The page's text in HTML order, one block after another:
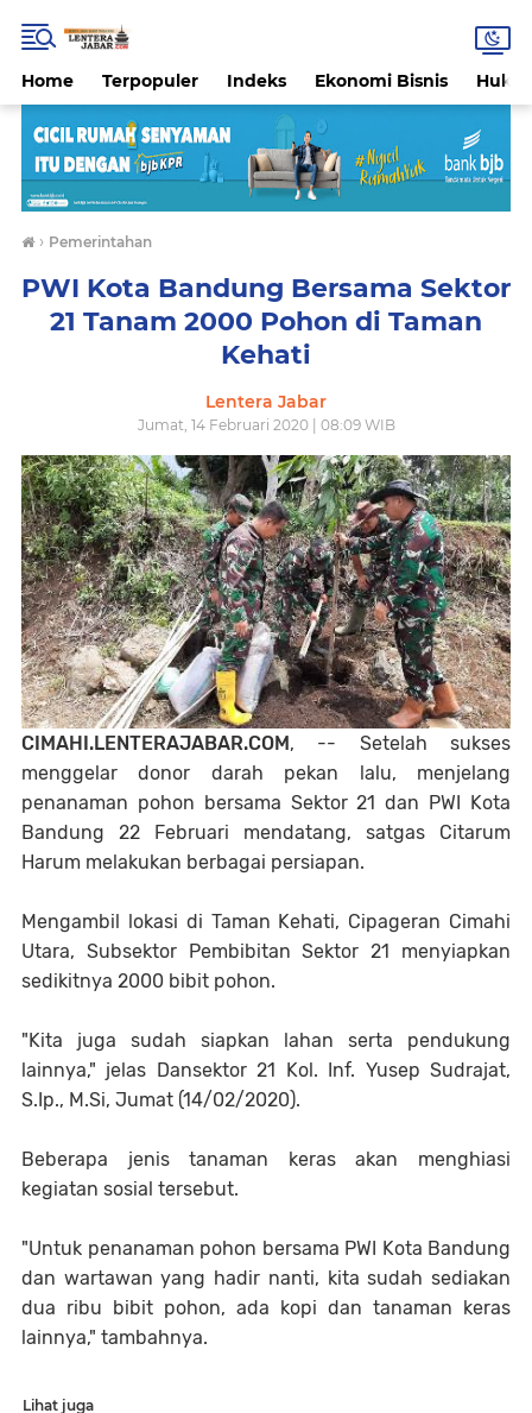
Home Terpopuler Indeks Ekonomi Bisnis
› Pemerintahan
PWI Kota Bandung Bersama Sektor
21 Tanam 2000 Pohon di Taman
Kehati
Lentera Jabar
Jumat, 14 Februari 2020 | 08:09 WIB
CIMAHI.LENTERAJABAR.COM, -- Setelah sukses
menggelar donor darah pekan lalu, menjelang
penanaman pohon bersama Sektor 21 dan PWI Kota
Bandung 22 Februari mendatang, satgas Citarum
Harum melakukan berbagai persiapan.
Mengambil lokasi di Taman Kehati, Cipageran Cimahi
Utara, Subsektor Pembibitan Sektor 21 menyiapkan
sedikitnya 2000 bibit pohon.
"Kita juga sudah siapkan lahan serta pendukung
lainnya," jelas Dansektor 21 Kol. Inf. Yusep Sudrajat,
S.Ip., M.Si, Jumat (14/02/2020).
Beberapa jenis tanaman keras akan menghiasi
kegiatan sosial tersebut.
"Untuk penanaman pohon bersama PWI Kota Bandung
dan wartawan yang hadir nanti, kita sudah sediakan
dua ribu bibit pohon, ada kopi dan tanaman keras
lainnya," tambahnya.
Lihat juga